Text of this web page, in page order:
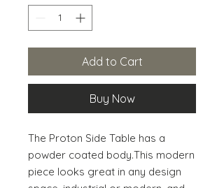
Add to Cart
Buy Now
The Proton Side Table has a
powder coated body.This modern
piece looks great in any design